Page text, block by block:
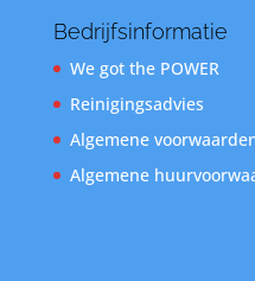
Bedrijfsinformatie
We got the POWER
Reinigingsadvies
Algemene
Algemene